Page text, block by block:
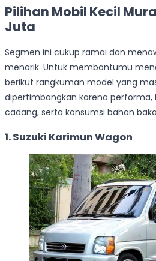
Pilihan Mobil Kecil
Juta
Segmen ini cukup ramai dan
menarik. Untuk membantumu
berikut rangkuman model yang
dipertimbangkan karena performa,
cadang, serta konsumsi bahan
1. Suzuki Karimun Wagon